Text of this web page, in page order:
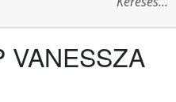
VANESSZA